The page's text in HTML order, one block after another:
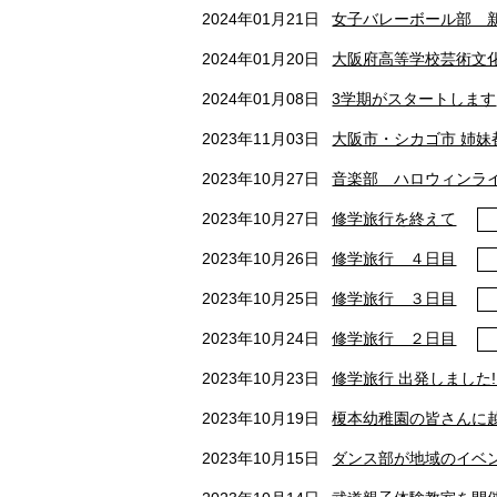
2024年01月21日 女子バレーボール部
2024年01月20日 大阪府高等学校芸術
2024年01月08日 3学期がスタートします
2023年11月03日 大阪市・シカゴ市 姉
2023年10月27日 音楽部 ハロウィンラ
2023年10月27日 修学旅行を終えて
2023年10月26日 修学旅行 ４日目
2023年10月25日 修学旅行 ３日目
2023年10月24日 修学旅行 ２日目
2023年10月23日 修学旅行 出発しました
2023年10月19日 榎本幼稚園の皆さんに
2023年10月15日 ダンス部が地域のイベ